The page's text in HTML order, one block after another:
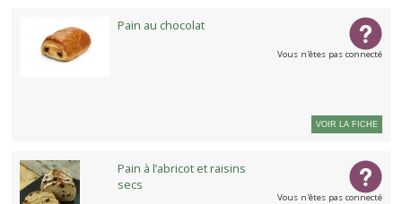
Pain au chocolat
Vous n'êtes pas connecté
VOIR LA FICHE
Pain à l’abricot et raisins
secs
Vous n'êtes pas connecté